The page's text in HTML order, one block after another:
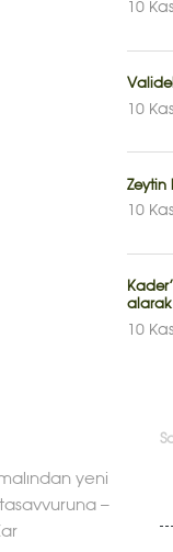
10
10
Zeytin
10
10
yeni
–